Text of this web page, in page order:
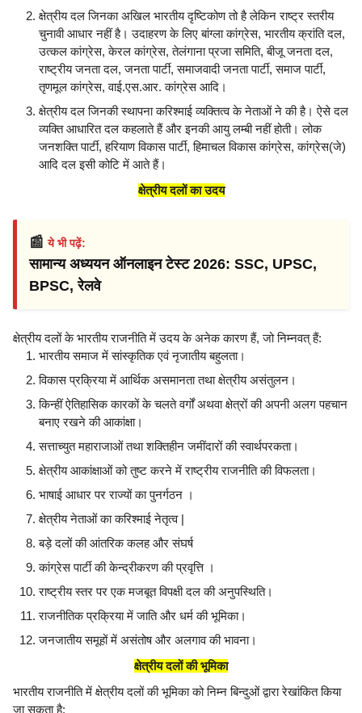
क्षेत्रीय दल जिनका अखिल भारतीय दृष्टिकोण तो है लेकिन राष्ट्र स्तरीय
चुनावी आधार नहीं है। उदाहरण के लिए बांग्ला कांग्रेस, भारतीय क्रांति दल,
उत्कल कांग्रेस, केरल कांग्रेस, तेलंगाना प्रजा समिति, बीजू जनता दल,
राष्ट्रीय जनता दल, जनता पार्टी, समाजवादी जनता पार्टी, समाज पार्टी,
तृणमूल कांग्रेस, वाई.एस.आर. कांग्रेस आदि।
क्षेत्रीय दल जिनकी स्थापना करिश्माई व्यक्तित्व के नेताओं ने की है। ऐसे दल
व्यक्ति आधारित दल कहलाते हैं और इनकी आयु लम्बी नहीं होती। लोक
जनशक्ति पार्टी, हरियाण विकास पार्टी, हिमाचल विकास कांग्रेस, कांग्रेस(जे)
आदि दल इसी कोटि में आते हैं।
क्षेत्रीय दलों का उदय
📰ये भी पढ़ें:
सामान्य अध्ययन ऑनलाइन टेस्ट 2026: SSC, UPSC,
BPSC, रेलवे
क्षेत्रीय दलों के भारतीय राजनीति में उदय के अनेक कारण हैं, जो निम्नवत् हैं:
भारतीय समाज में सांस्कृतिक एवं नृजातीय बहुलता।
विकास प्रक्रिया में आर्थिक असमानता तथा क्षेत्रीय असंतुलन।
किन्हीं ऐतिहासिक कारकों के चलते वर्गों अथवा क्षेत्रों की अपनी अलग पहचान
बनाए रखने की आकांक्षा।
सत्ताच्युत महाराजाओं तथा शक्तिहीन जमींदारों की स्वार्थपरकता।
क्षेत्रीय आकांक्षाओं को तुष्ट करने में राष्ट्रीय राजनीति की विफलता।
भाषाई आधार पर राज्यों का पुनर्गठन ।
क्षेत्रीय नेताओं का करिश्माई नेतृत्व |
बड़े दलों की आंतरिक कलह और संघर्ष
कांग्रेस पार्टी की केन्द्रीकरण की प्रवृत्ति ।
राष्ट्रीय स्तर पर एक मजबूत विपक्षी दल की अनुपस्थिति।
राजनीतिक प्रक्रिया में जाति और धर्म की भूमिका।
जनजातीय समूहों में असंतोष और अलगाव की भावना।
क्षेत्रीय दलों की भूमिका
भारतीय राजनीति में क्षेत्रीय दलों की भूमिका को निम्न बिन्दुओं द्वारा रेखांकित किया
जा सकता है: